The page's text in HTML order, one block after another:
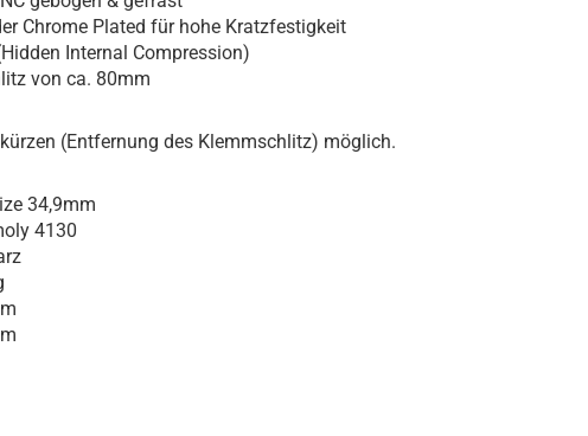
Chrome Plated für hohe Kratzfestigkeit
Internal Compression)
von ca. 80mm
(Entfernung des Klemmschlitz) möglich.
34,9mm
4130